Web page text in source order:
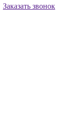
Заказать звонок